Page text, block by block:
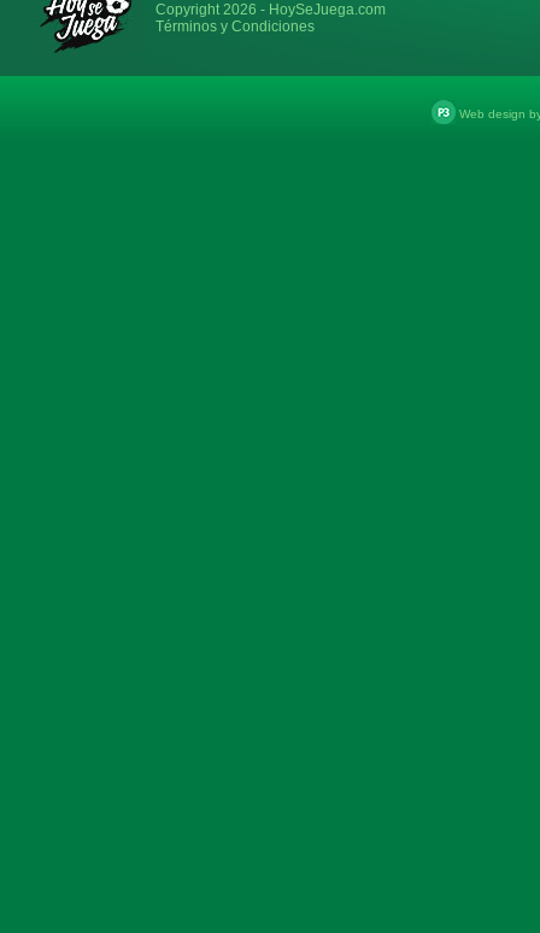
Copyright 2026 - HoySeJuega.com
Términos y Condiciones
Web design